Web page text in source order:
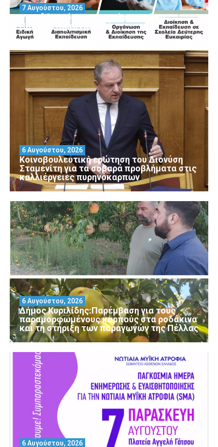
Μοριοδοτούμενα Σεμινάρια από το
Πανεπιστήμιο Πειραιά
7 Αυγούστου, 2026
Κοινοβουλευτική ερώτηση του Διονύση
Σταμενίτη για τα σοβαρά προβλήματα στις
καλλιέργειες πυρηνόκαρπων
6 Αυγούστου, 2026
Δήμος Κυριλίδης:Παρέμβαση για τους
παραμορφωμένους καρπούς στα ροδάκινα
και τη στήριξη των παραγωγών της Πέλλας
6 Αυγούστου, 2026
6 Αυγούστου, 2026